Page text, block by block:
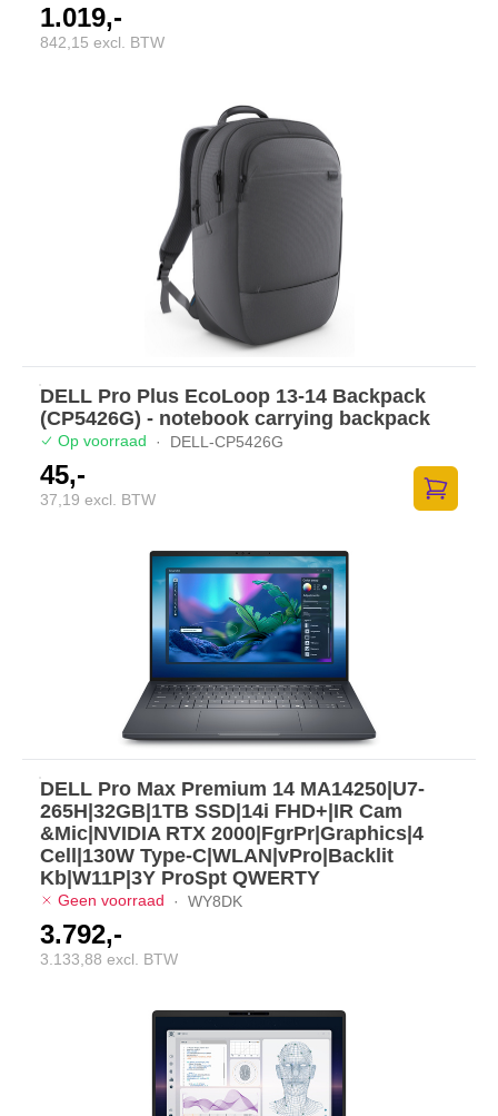
1.019,-
842,15 excl. BTW
DELL Pro Plus EcoLoop 13-14 Backpack
(CP5426G) - notebook carrying backpack
Op voorraad · DELL-CP5426G
45,-
37,19 excl. BTW
DELL Pro Max Premium 14 MA14250|U7-
265H|32GB|1TB SSD|14i FHD+|IR Cam
&Mic|NVIDIA RTX 2000|FgrPr|Graphics|4
Cell|130W Type-C|WLAN|vPro|Backlit
Kb|W11P|3Y ProSpt QWERTY
Geen voorraad · WY8DK
3.792,-
3.133,88 excl. BTW